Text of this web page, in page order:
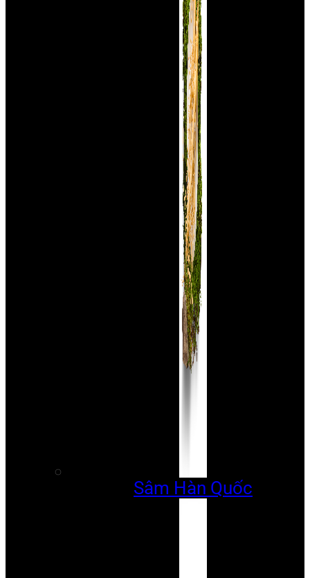
Sâm Hàn Quốc